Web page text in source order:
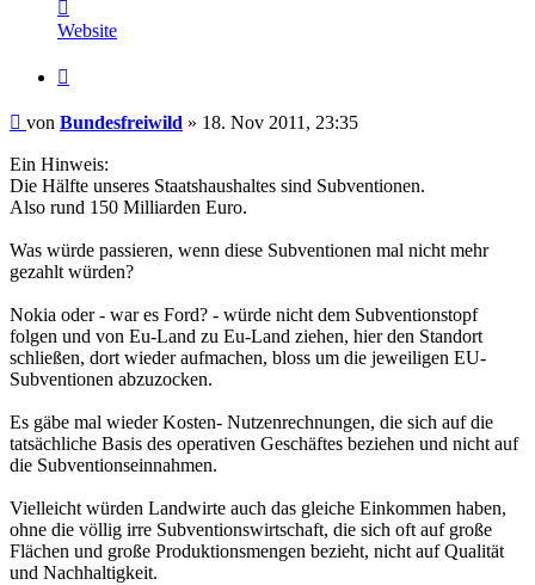
von
Bundesfreiwild
Website
Beitrag
von Bundesfreiwild » 18. Nov 2011, 23:35
Ein Hinweis:
Die Hälfte unseres Staatshaushaltes sind Subventionen.
Also rund 150 Milliarden Euro.
Was würde passieren, wenn diese Subventionen mal nicht mehr
gezahlt würden?
Nokia oder - war es Ford? - würde nicht dem Subventionstopf
folgen und von Eu-Land zu Eu-Land ziehen, hier den Standort
schließen, dort wieder aufmachen, bloss um die jeweiligen EU-
Subventionen abzuzocken.
Es gäbe mal wieder Kosten- Nutzenrechnungen, die sich auf die
tatsächliche Basis des operativen Geschäftes beziehen und nicht auf
die Subventionseinnahmen.
Vielleicht würden Landwirte auch das gleiche Einkommen haben,
ohne die völlig irre Subventionswirtschaft, die sich oft auf große
Flächen und große Produktionsmengen bezieht, nicht auf Qualität
und Nachhaltigkeit.